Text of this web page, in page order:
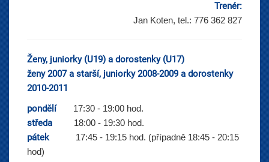
Trenér:
Jan Koten, tel.: 776 362 827
Ženy, juniorky (U19) a dorostenky (U17)
ženy 2007 a starší, juniorky 2008-2009 a dorostenky
2010-2011
pondělí
17:30 - 19:00 hod.
středa 18:00 - 19:30 hod.
pátek
17:45 - 19:15 hod. (případně 18:45 - 20:15
hod)